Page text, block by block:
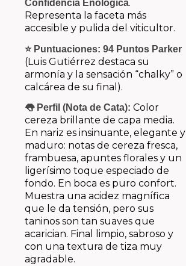
Confidencia Enológica.
Representa la faceta más
accesible y pulida del viticultor.
⭐ Puntuaciones: 94 Puntos Parker
(Luis Gutiérrez destaca su
armonía y la sensación “chalky” o
calcárea de su final).
👅 Perfil (Nota de Cata): Color
cereza brillante de capa media.
En nariz es insinuante, elegante y
maduro: notas de cereza fresca,
frambuesa, apuntes florales y un
ligerísimo toque especiado de
fondo. En boca es puro confort.
Muestra una acidez magnífica
que le da tensión, pero sus
taninos son tan suaves que
acarician. Final limpio, sabroso y
con una textura de tiza muy
agradable.